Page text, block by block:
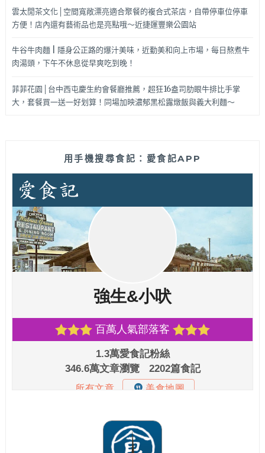
雲太閒茶文化│空間寬敞漂亮適合聚餐的複合式茶店，自帶停車位停車
方便！店內還有藝術品也是亮點哦～近捷運豐樂公園站
牛谷牛肉麵 | 隱身公正路的爆汁美味，近勤美和向上市場，每日熬煮牛
肉湯頭，下午不休息從早爽吃到晚！
菲菲花園│台中西屯慶生約會餐廳推薦，超狂16盎司肋眼牛排比手掌
大，套餐買一送一好划算！同場加映濃郁黑松露燉飯與義大利麵～
用手機搜尋食記：愛食記APP